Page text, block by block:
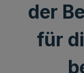
der
für